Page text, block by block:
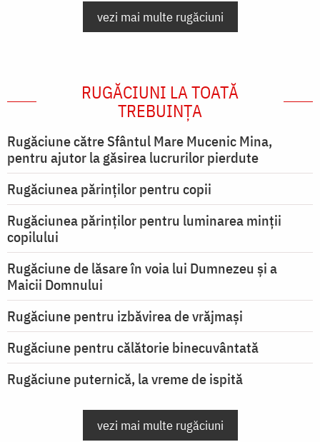
vezi mai multe rugăciuni
RUGĂCIUNI LA TOATĂ
TREBUINȚA
Rugăciune către Sfântul Mare Mucenic Mina,
pentru ajutor la găsirea lucrurilor pierdute
Rugăciunea părinților pentru copii
Rugăciunea părinților pentru luminarea minţii
copilului
Rugăciune de lăsare în voia lui Dumnezeu şi a
Maicii Domnului
Rugăciune pentru izbăvirea de vrăjmași
Rugăciune pentru călătorie binecuvântată
Rugăciune puternică, la vreme de ispită
vezi mai multe rugăciuni